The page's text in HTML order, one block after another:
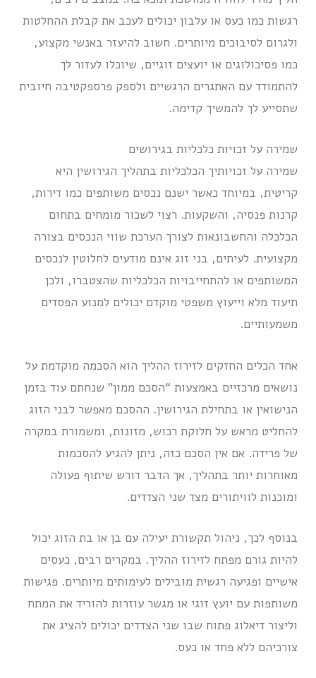
רגשות כמו כעס או עלבון יכולים לעכב את קבלת ההחלטות
ולגרום לסיבוכים מיותרים. חשוב להיעזר באנשי מקצוע,
כמו פסיכולוגים או יועצים זוגיים, שיוכלו לעזור לך
להתמודד עם האתגרים הרגשיים ולספק פרספקטיבה חיובית
שתסייע לך להמשיך קדימה.
שמירה על זכויות כלכליות בגירושים
שמירה על זכויותיך הכלכליות בתהליך הגירושין היא
קריטית, במיוחד כאשר ישנם נכסים משותפים כמו דירות,
קרנות פנסיה, והשקעות. רצוי לשכור מומחים בתחום
הכלכלה והחשבונאות לצורך הערכת שווי הנכסים בצורה
מקצועית. לעיתים, בני זוג אינם מודעים לחלוטין לנכסים
המשותפים או להתחייבויות הכלכליות שהצטברו, ולכן
תיעוד מלא וייעוץ משפטי מוקדם יכולים למנוע הפסדים
משמעותיים.
אחד הכלים החזקים לזירוז ההליך הוא הסכמה מוקדמת על
נושאים מרכזיים באמצעות “הסכם ממון” שנחתם עוד בזמן
הנישואין או בתחילת הגירושין. ההסכם מאפשר לבני הזוג
להחליט מראש על חלוקת רכוש, מזונות, ומשמורת במקרה
של פרידה. אם אין הסכם כזה, ניתן להגיע להסכמות
מאוחרות יותר בתהליך, אך הדבר דורש שיתוף פעולה
ומוכנות לוויתורים מצד שני הצדדים.
בנוסף לכך, ניהול תקשורת יעילה עם בן או בת הזוג יכול
להיות גורם מפתח לזירוז ההליך. במקרים רבים, כעסים
אישיים ופגיעה רגשית מובילים לעימותים מיותרים. פגישות
משותפות עם יועץ זוגי או מגשר עוזרות להוריד את המתח
וליצור דיאלוג פתוח שבו שני הצדדים יכולים להציג את
צורכיהם ללא פחד או כעס.